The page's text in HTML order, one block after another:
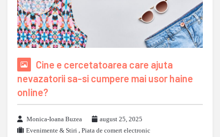
Cine e cercetatoarea care ajuta
nevazatorii sa-si cumpere mai usor haine
online?
Monica-Ioana Buzea
august 25, 2025
Evenimente & Stiri , Piata de comert electronic